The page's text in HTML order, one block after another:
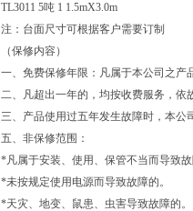
TL3011 5吨 1 1.5mX3.0m
注：台面尺寸可根据客户需要订制
（保修内容）
一、免费保修年限：凡属于本公司之产
二、凡超出一年的，均按收费服务，依
三、产品使用过五年发生故障时，本公
五、非保修范围：
*凡属于安装、使用、保管不当而导致故
*未按规定使用电源而导致故障的。
*天灾、地变、鼠患、虫害导致故障的。